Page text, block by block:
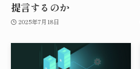
提言するのか
2025年7月18日